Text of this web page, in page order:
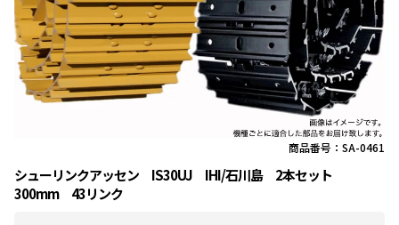
商品番号：SA-0461
シューリンクアッセン IS30UJ IHI/石川島 2本セット
300mm 43リンク